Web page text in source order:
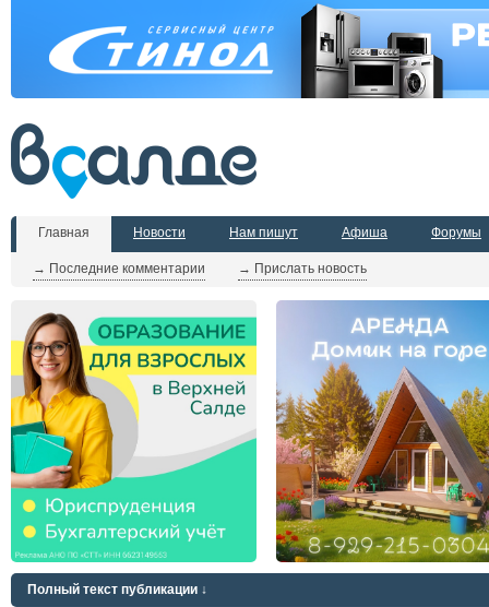
Главная
→ Последние комментарии → Прислать новость
Новости Нам пишут Афиша Форумы
Полный текст публикации ↓